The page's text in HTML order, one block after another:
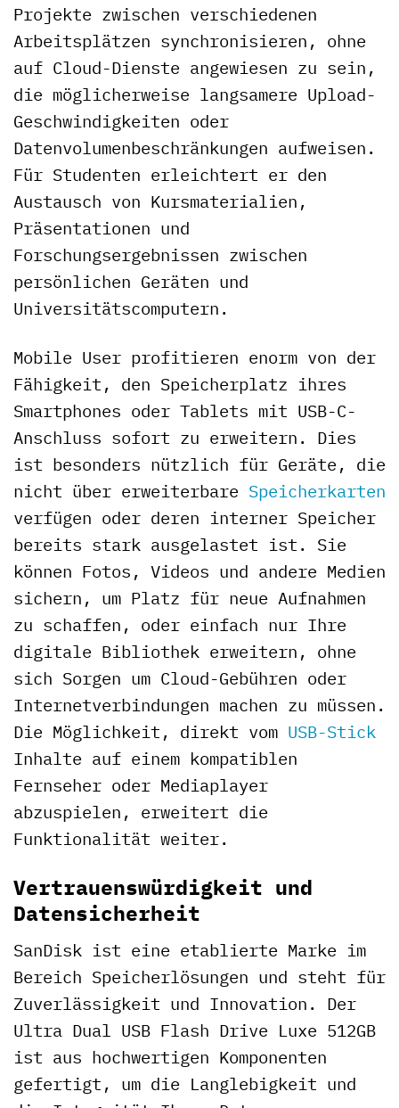
Projekte zwischen verschiedenen
Arbeitsplätzen synchronisieren, ohne
auf Cloud-Dienste angewiesen zu sein,
die möglicherweise langsamere Upload-
Geschwindigkeiten oder
Datenvolumenbeschränkungen aufweisen.
Für Studenten erleichtert er den
Austausch von Kursmaterialien,
Präsentationen und
Forschungsergebnissen zwischen
persönlichen Geräten und
Universitätscomputern.
Mobile User profitieren enorm von der
Fähigkeit, den Speicherplatz ihres
Smartphones oder Tablets mit USB-C-
Anschluss sofort zu erweitern. Dies
ist besonders nützlich für Geräte, die
nicht über erweiterbare Speicherkarten
verfügen oder deren interner Speicher
bereits stark ausgelastet ist. Sie
können Fotos, Videos und andere Medien
sichern, um Platz für neue Aufnahmen
zu schaffen, oder einfach nur Ihre
digitale Bibliothek erweitern, ohne
sich Sorgen um Cloud-Gebühren oder
Internetverbindungen machen zu müssen.
Die Möglichkeit, direkt vom USB-Stick
Inhalte auf einem kompatiblen
Fernseher oder Mediaplayer
abzuspielen, erweitert die
Funktionalität weiter.
Vertrauenswürdigkeit und
Datensicherheit
SanDisk ist eine etablierte Marke im
Bereich Speicherlösungen und steht für
Zuverlässigkeit und Innovation. Der
Ultra Dual USB Flash Drive Luxe 512GB
ist aus hochwertigen Komponenten
gefertigt, um die Langlebigkeit und